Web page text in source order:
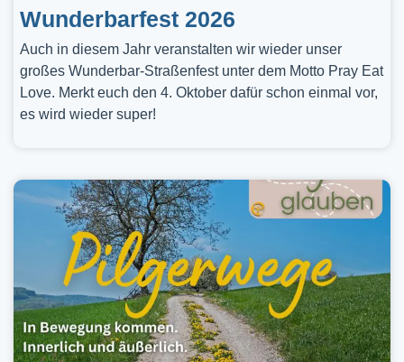
Wunderbarfest 2026
Auch in diesem Jahr veranstalten wir wieder unser
großes Wunderbar-Straßenfest unter dem Motto Pray Eat
Love. Merkt euch den 4. Oktober dafür schon einmal vor,
es wird wieder super!